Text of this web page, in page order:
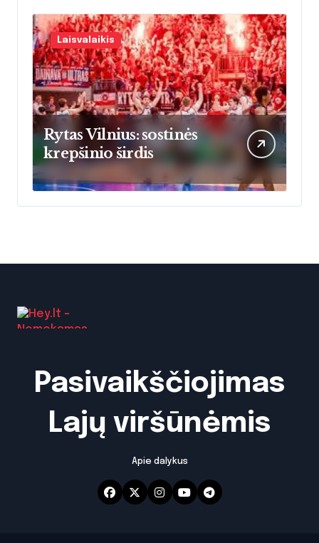
Lietuvoje
Laisvalaikis
Rytas Vilnius: sostinės
krepšinio širdis
Pasivaikščiojimas
Lajų viršūnėmis
Apie dalykus